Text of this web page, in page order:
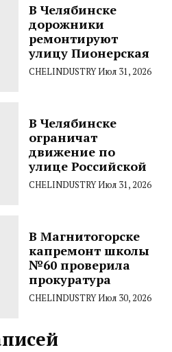
В Челябинске
дорожники
ремонтируют
улицу Пионерская
CHELINDUSTRYИюл 31, 2026
В Челябинске
ограничат
движение по
улице Российской
CHELINDUSTRYИюл 31, 2026
В Магнитогорске
капремонт школы
№60 проверила
прокуратура
CHELINDUSTRYИюл 30, 2026